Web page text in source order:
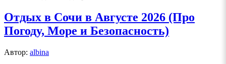
Отдых в Сочи в Августе 2026 (Про
Погоду, Море и Безопасность)
Автор: albina